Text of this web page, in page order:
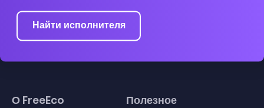
Найти исполнителя
О FreeEco Полезное